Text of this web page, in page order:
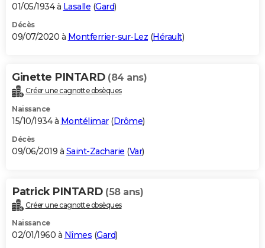
01/05/1934 à Lasalle (Gard)
Décès
09/07/2020 à Montferrier-sur-Lez (Hérault)
Ginette PINTARD (84 ans)
Créer une cagnotte obsèques
Naissance
15/10/1934 à Montélimar(Drôme)
Décès
09/06/2019 à Saint-Zacharie (Var)
Patrick PINTARD (58 ans)
Créer une cagnotte obsèques
Naissance
02/01/1960 à Nîmes (Gard)